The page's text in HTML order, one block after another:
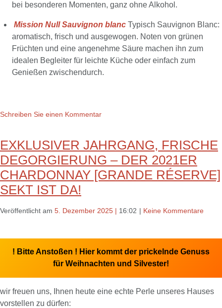
bei besonderen Momenten, ganz ohne Alkohol.
Mission Null Sauvignon blanc Typisch Sauvignon Blanc:
aromatisch, frisch und ausgewogen. Noten von grünen
Früchten und eine angenehme Säure machen ihn zum
idealen Begleiter für leichte Küche oder einfach zum
Genießen zwischendurch.
Schreiben Sie einen Kommentar
EXKLUSIVER JAHRGANG, FRISCHE
DEGORGIERUNG – DER 2021ER
CHARDONNAY [GRANDE RÉSERVE]
SEKT IST DA!
Veröffentlicht am 5. Dezember 2025 | 16:02 | Keine Kommentare
! Bitte Anstoßen ! Hier kommt der prickelnde Genuss
für Weihnachten und Silvester!
wir freuen uns, Ihnen heute eine echte Perle unseres Hauses
vorstellen zu dürfen: